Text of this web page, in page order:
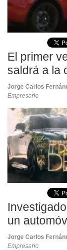
El primer
saldrá a la
Jorge Carlos
Empresario
un
Jorge Carlos
Empresario